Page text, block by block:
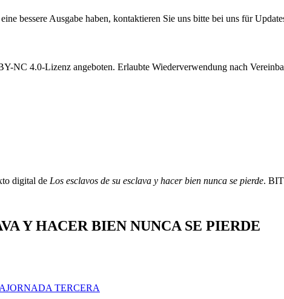
bessere Ausgabe haben, kontaktieren Sie uns bitte bei uns für
NC 4.0-Lizenz angeboten. Erlaubte Wiederverwendung nach
digital de Los esclavos de su esclava y hacer bien nunca se pierde.
Y HACER BIEN NUNCA SE PIERDE
JORNADA TERCERA